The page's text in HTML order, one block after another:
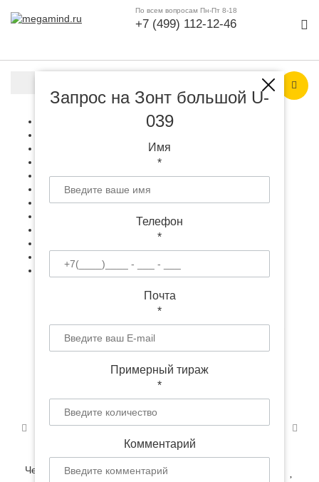
По всем вопросам Пн-Пт 8-18
+7 (499) 112-12-46
Подарки к праздникам +
Рюкзаки и сумки +
Одежда, аксессуары +
Упаковка с логотипом +
Зонт большой U-039 с
логотипом
Чем больше тираж, тем ниже цена за штуку:
Запрос на Зонт большой U-
039
Имя
*
Телефон
*
Почта
*
Примерный тираж
*
Комментарий